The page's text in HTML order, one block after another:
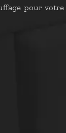
pour